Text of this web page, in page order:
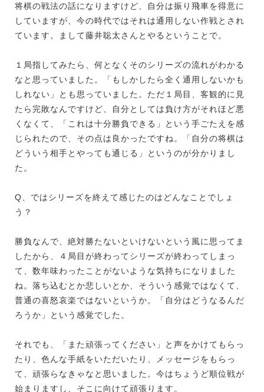
将棋の戦法の話になりますけど、自分は振り飛車を得意に
していますが、今の時代ではそれは通用しない作戦とされ
ています。まして藤井聡太さんとやるということで。
１局指してみたら、何となくそのシリーズの流れがわかる
なと思っていました。「もしかしたら全く通用しないかも
しれない」とも思っていました。ただ１局目、客観的に見
たら完敗なんですけど、自分としては負け方がそれほど悪
くなくて、「これは十分勝負できる」という手ごたえを感
じられたので、その点は良かったですね。「自分の将棋は
どういう相手とやっても通じる」というのが分かりまし
た。
Q、ではシリーズを終えて感じたのはどんなことでしょ
う？
勝負なんで、絶対勝たないといけないという風に思ってま
したから、４局目が終わってシリーズが終わってしまっ
て、数年味わったことがないような気持ちになりました
ね。落ち込むとか悲しいとか、そういう感覚ではなくて、
普通の喜怒哀楽ではないというか。「自分はどうなるんだ
ろうか」という感覚でした。
それでも、「また頑張ってください」と声をかけてもらっ
たり、色んな手紙をいただいたり、メッセージをもらっ
て、頑張らなきゃなと思いました。今はちょうど順位戦が
始まりますし、そこに向けて頑張ります。